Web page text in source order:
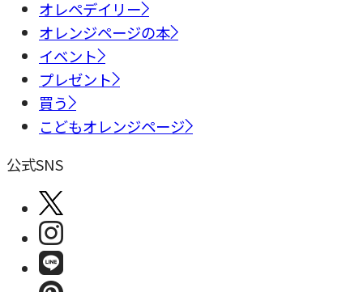
オレペデイリー
オレンジページの本
イベント
プレゼント
買う
こどもオレンジページ
公式SNS